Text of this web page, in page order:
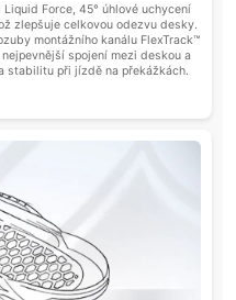
Force, 45° úhlové uchycení
zlepšuje celkovou odezvu desky.
montážního kanálu FlexTrack™
spojení mezi deskou a
stabilitu při jízdě na překážkách.